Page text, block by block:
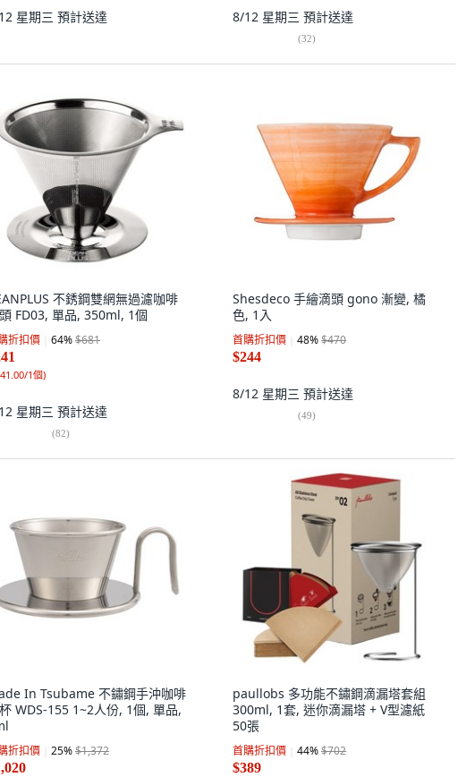
星期三 預計送達 8/12 星期三 預計送達
(32)
不銹鋼雙網無過濾咖啡
FD03, 單品, 350ml, 1個
折扣價 64%$681
1個)
星期三 預計送達
(82)
Shesdeco 手繪滴頭 gono 漸變, 橘
色, 1入
首購折扣價 48%$470
$244
8/12 星期三 預計送達
(49)
In Tsubame 不鏽鋼手沖咖啡
WDS-155 1~2人份, 1個, 單品,
折扣價 25%$1,372
paullobs 多功能不鏽鋼滴漏塔套組
300ml, 1套, 迷你滴漏塔 + V型濾紙
50張
首購折扣價 44%$702
$389